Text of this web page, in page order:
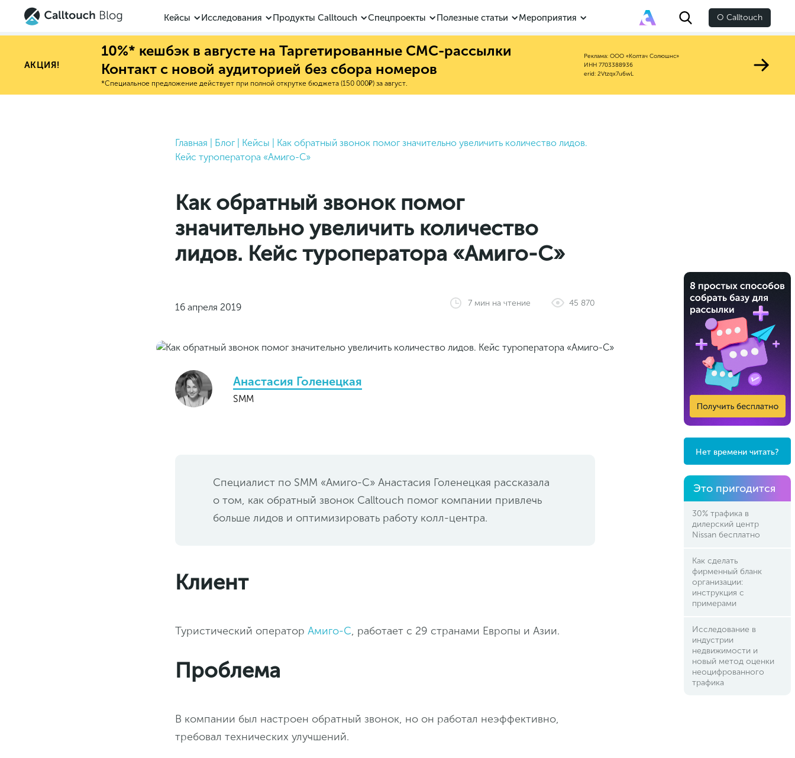
Кейсы Исследования Продукты Calltouch Спецпроекты Полезные статьи Мероприятия О Calltouch
АКЦИЯ!
10%* кешбэк в августе на Таргетированные СМС-рассылки
Контакт с новой аудиторией без сбора номеров
*Специальное предложение действует при полной открутке бюджета (150 000₽) за август.
Реклама: ООО «Колтач Солюшнс»
ИНН 7703388936
erid: 2Vtzqx7u6wL
Главная Блог| Кейсы
Как обратный звонок помог значительно увеличить количество лидов.
Кейс туроператора «Амиго-С»
Как обратный звонок помог
значительно увеличить количество
лидов. Кейс туроператора «Амиго-С»
16 апреля 2019 7 мин на чтение 45 870
Анастасия Голенецкая
SMM
Специалист по SMM «Амиго-С» Анастасия Голенецкая рассказала
о том, как обратный звонок Calltouch помог компании привлечь
больше лидов и оптимизировать работу колл-центра.
Клиент
Туристический оператор Амиго-С, работает с 29 странами Европы и Азии.
Проблема
В компании был настроен обратный звонок, но он работал неэффективно,
требовал технических улучшений.
Нет времени читать?
Это пригодится
30% трафика в
дилерский центр
Nissan бесплатно
Как сделать
фирменный бланк
организации:
инструкция с
примерами
Исследование в
индустрии
недвижимости и
новый метод оценки
неоцифрованного
трафика